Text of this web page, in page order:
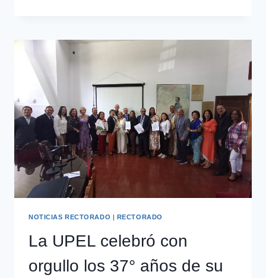
NOTICIAS RECTORADO | RECTORADO
La UPEL celebró con
orgullo los 37° años de su